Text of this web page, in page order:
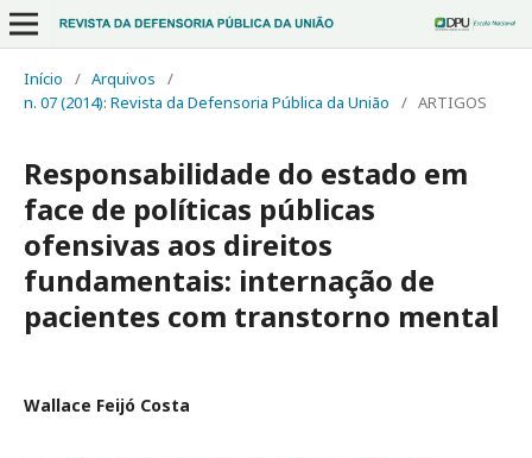
Início / Arquivos
/
n. 07 (2014): Revista da Defensoria Pública da União
/ ARTIGOS
Responsabilidade do estado em
face de políticas públicas
ofensivas aos direitos
fundamentais: internação de
pacientes com transtorno mental
Wallace Feijó Costa